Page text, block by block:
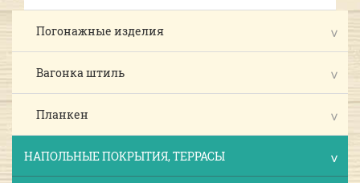
Погонажные изделия
Вагонка штиль
Планкен
НАПОЛЬНЫЕ ПОКРЫТИЯ, ТЕРРАСЫ